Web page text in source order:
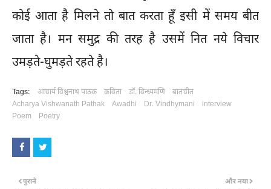
कोई आता है मिलने तो बात करता हूँ इसी में समय बीत
जाता है। मन समुद्र की तरह है उसमें नित नये विचार
उमड़ते-घुमड़ते रहते है।
Tags: आचार्य विश्वनाथ पाठक कविता डॉ. विन्ध्यमणि
बातचीत
Acharya Vishwanath Pathak
Awadhi Dr. Vindhymani
interview
Poem
Poetry
और नया
पुराने